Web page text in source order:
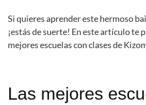
Si quieres aprender este hermoso
¡estás de suerte! En este artículo te
mejores escuelas con clases de
Las mejores